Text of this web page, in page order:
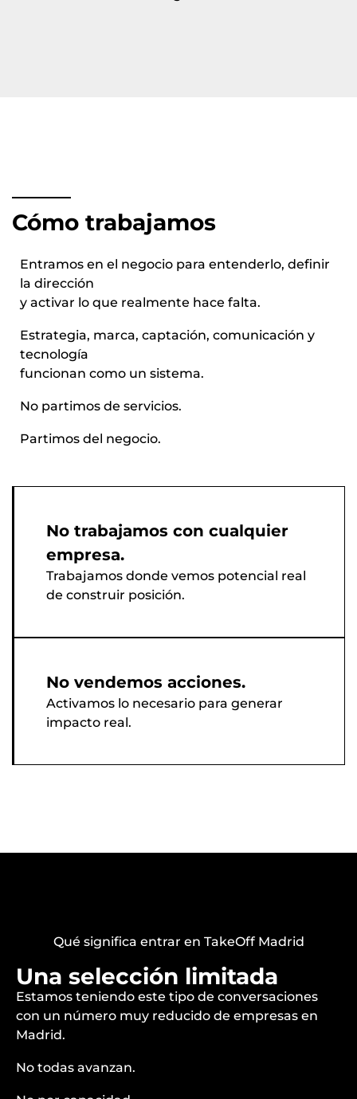
Cómo trabajamos
Entramos en el negocio para entenderlo, definir
la dirección
y activar lo que realmente hace falta.
Estrategia, marca, captación, comunicación y
tecnología
funcionan como un sistema.
No partimos de servicios.
Partimos del negocio.
No trabajamos con cualquier
empresa.
Trabajamos donde vemos potencial real
de construir posición.
No vendemos acciones.
Activamos lo necesario para generar
impacto real.
Qué significa entrar en TakeOff Madrid
Una selección limitada
Estamos teniendo este tipo de conversaciones
con un número muy reducido de empresas en
Madrid.
No todas avanzan.